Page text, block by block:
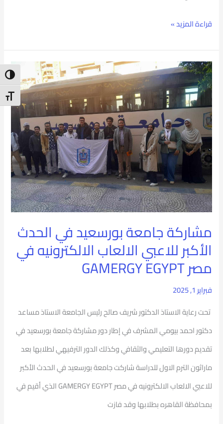
Size
قراءة المزيد »
مشاركة جامعة بورسعيد في الحدث
الأكبر للاعبي الالعاب الالكترونيه في
مصر GAMERGY EGYPT
فبراير 1, 2025
تحت رعاية الاستاذ الدكتور شريف صالح رئيس الجامعة الاستاذ مساعد
دكتور احمد بيومي المشرف في إطار دور مشاركة جامعة بورسعيد في
تقديم دورها التعليمي والثقافي وكذلك الدور الترفيهي لطلابها بعد
ماراثون الترم الاول للدراسة شاركت جامعة بورسعيد في الحدث الأكبر
للاعبي الالعاب الالكترونيه في مصر GAMERGY EGYPT الذي أقيم في
بمحافظة القاهره بطلابها وقد فازت
مشاركة
جامعة
بورسعيد
في
الحدث
الأكبر
للاعبي
الالعاب
في
مصر
GAMERGY
EGYPT